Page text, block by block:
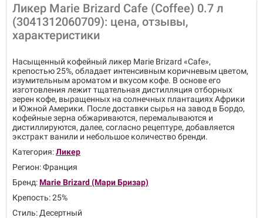
Ликер Marie Brizard Cafe (Coffee) 0.7 л
(3041312060709): цена, отзывы,
характеристики
Насыщенный кофейный ликер Marie Brizard «Cafe»,
крепостью 25%, обладает интенсивным коричневым цветом,
изумительным ароматом и вкусом кофе. В основе его
изготовления лежит тщательная дистилляция отборных
зерен кофе, выращенных на солнечных плантациях Африки
и Южной Америки. После доставки сырья на завод в Бордо,
кофейные зерна обжариваются, перемалываются и
дистиллируются, далее, согласно рецептуре, добавляется
экстракт ванили и небольшое количество бренди.
Категория:Ликер
Регион: Франция
Бренд:Marie Brizard (Мари Бризар)
Крепость: 25%
Стиль: Десертный